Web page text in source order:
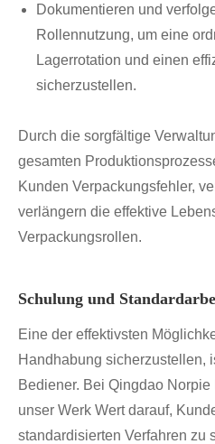
Dokumentieren und
Rollennutzung, um eine
Lagerrotation und einen
sicherzustellen.
Durch die sorgfältige
gesamten
Kunden Verpackungsfehler,
verlängern die effektive
Verpackungsrollen.
Schulung und
Eine der effektivsten
Handhabung sicherzustellen,
Bediener. Bei Qingdao
unser Werk Wert darauf,
standardisierten Verfahren zu